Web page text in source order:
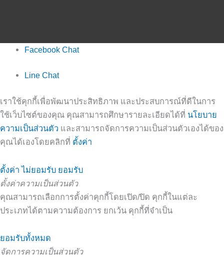
Facebook Chat
Line Chat
เราใช้คุกกี้เพื่อพัฒนาประสิทธิภาพ และประสบการณ์ที่ดีในการ
ใช้เว็บไซต์ของคุณ คุณสามารถศึกษารายละเอียดได้ที่ นโยบาย
ความเป็นส่วนตัว และสามารถจัดการความเป็นส่วนตัวเองได้ของ
คุณได้เองโดยคลิกที่ ตั้งค่า
ตั้งค่า ไม่ยอมรับ ยอมรับ
ตั้งค่าความเป็นส่วนตัว
คุณสามารถเลือกการตั้งค่าคุกกี้โดยเปิด/ปิด คุกกี้ในแต่ละ
ประเภทได้ตามความต้องการ ยกเว้น คุกกี้ที่จำเป็น
ยอมรับทั้งหมด
จัดการความเป็นส่วนตัว